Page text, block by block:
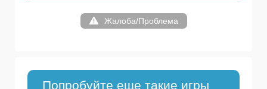
Жалоба/Проблема
Попробуйте еще такие игры